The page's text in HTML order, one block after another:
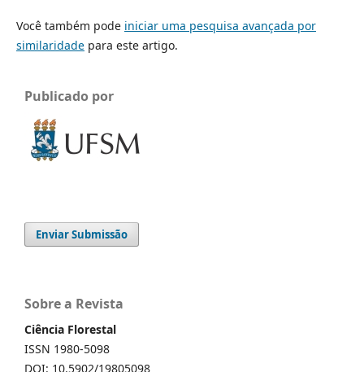
Você também pode iniciar uma pesquisa avançada por
similaridadepara este artigo.
Publicado por
Enviar Submissão
Sobre a Revista
Ciência Florestal
ISSN 1980-5098
DOI: 10.5902/19805098